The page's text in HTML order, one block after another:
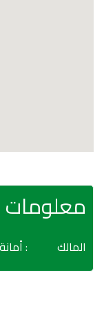
معلومات
المالك :